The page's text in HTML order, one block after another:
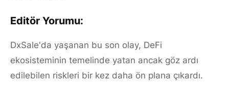
Editör Yorumu:
DxSale'da yaşanan bu son olay, DeFi
ekosisteminin temelinde yatan ancak göz ardı
edilebilen riskleri bir kez daha ön plana çıkardı.